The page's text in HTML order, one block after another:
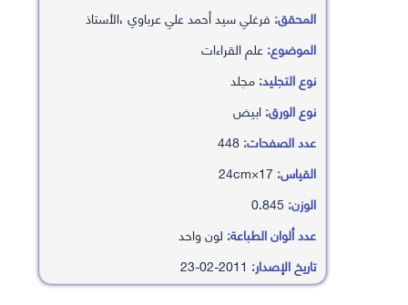
المحقق: فرغلي سيد أحمد علي عرباوي ،الأستاذ
الموضوع:علم القراءات
نوع التجليد:مجلد
نوع الورق:ابيض
عدد الصفحات:
القياس:
الوزن:
عدد ألوان الطباعة: لون واحد
تاريخ الإصدار: